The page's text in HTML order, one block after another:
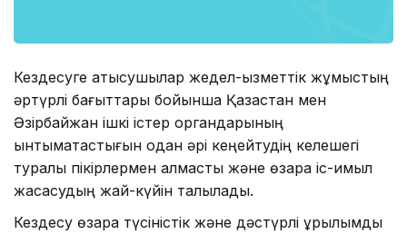
Кездесуге қатысушылар жедел-қызметтік жұмыстың
әртүрлі бағыттары бойынша Қазақстан мен
Әзірбайжан ішкі істер органдарының
ынтымақтастығын одан әрі кеңейтудің келешегі
туралы пікірлермен алмасты және өзара іс-қимыл
жасасудың жай-күйін талқылады.
Кездесу өзара түсіністік және дәстүрлі құрылымдық